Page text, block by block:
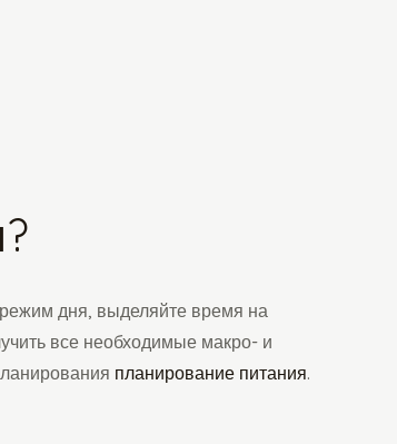
дня, выделяйте время на
все необходимые макро- и
планирование питания.